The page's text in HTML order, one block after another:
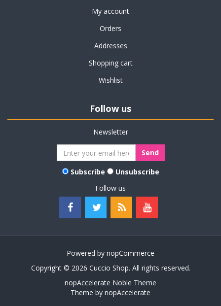
My account
Orders
Addresses
Shopping cart
Wishlist
Follow us
Newsletter
Subscribe
Unsubscribe
Follow us
Powered by nopCommerce
Copyright © 2026 Cuccio Shop. All rights reserved.
nopAccelerate Noble Theme
Theme by nopAccelerate